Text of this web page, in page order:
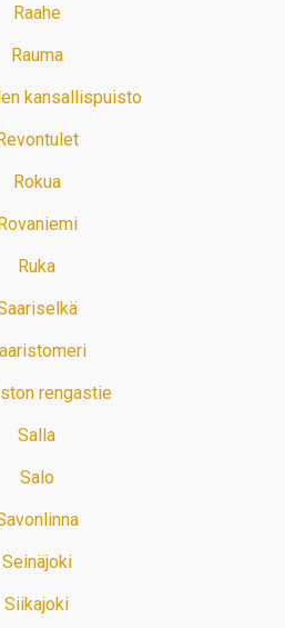
Raahe
Rauma
kansallispuisto
Rokua
Ruka
rengastie
Salla
Salo
Seinäjoki
Siikajoki